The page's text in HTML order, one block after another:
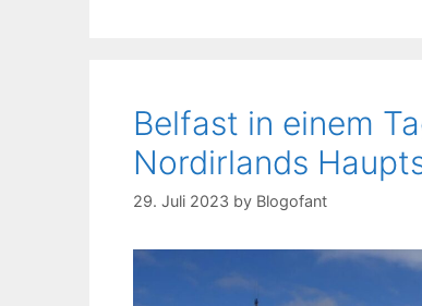
Belfast in einem
Nordirlands
29. Juli 2023 by Blogofant